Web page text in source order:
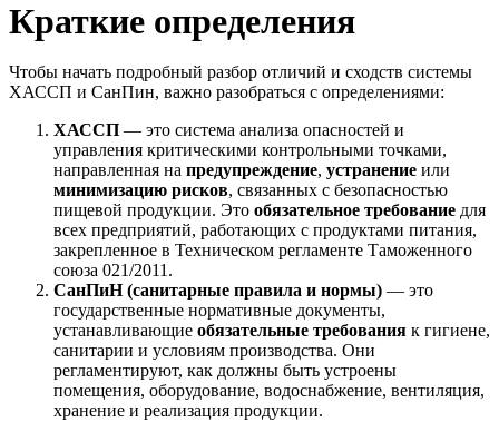
Краткие определения
Чтобы начать подробный разбор отличий и сходств системы
ХАССП и СанПин, важно разобраться с определениями:
ХАССП — это система анализа опасностей и
управления критическими контрольными точками,
направленная на предупреждение, устранение или
минимизацию рисков, связанных с безопасностью
пищевой продукции. Это обязательное требование для
всех предприятий, работающих с продуктами питания,
закрепленное в Техническом регламенте Таможенного
союза 021/2011.
СанПиН (санитарные правила и нормы) — это
государственные нормативные документы,
устанавливающие обязательные требования к гигиене,
санитарии и условиям производства. Они
регламентируют, как должны быть устроены
помещения, оборудование, водоснабжение, вентиляция,
хранение и реализация продукции.